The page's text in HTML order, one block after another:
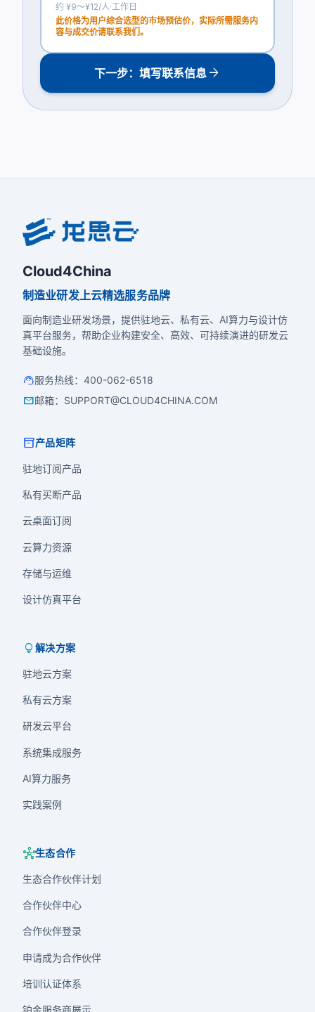
约 ¥9～¥12/人·工作日
此价格为用户综合选型的市场预估价，实际所需服务内
容与成交价请联系我们。
下一步：填写联系信息 arrow_forward
Cloud4China
制造业研发上云精选服务品牌
面向制造业研发场景，提供驻地云、私有云、AI算力与设计仿
真平台服务，帮助企业构建安全、高效、可持续演进的研发云
基础设施。
support_agent服务热线： 400-062-6518
mail邮箱： SUPPORT@CLOUD4CHINA.COM
inventory_2产品矩阵
驻地订阅产品
私有买断产品
云桌面订阅
云算力资源
存储与运维
设计仿真平台
lightbulb 解决方案
驻地云方案
私有云方案
研发云平台
系统集成服务
AI算力服务
实践案例
hub生态合作
生态合作伙伴计划
合作伙伴中心
合作伙伴登录
申请成为合作伙伴
培训认证体系